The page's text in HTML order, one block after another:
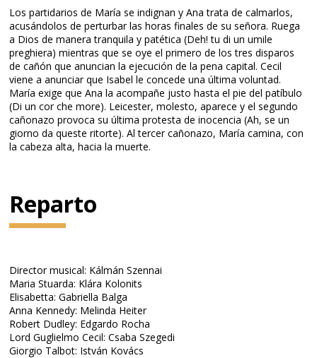
Los partidarios de María se indignan y Ana trata de calmarlos,
acusándolos de perturbar las horas finales de su señora. Ruega
a Dios de manera tranquila y patética (Deh! tu di un umile
preghiera) mientras que se oye el primero de los tres disparos
de cañón que anuncian la ejecución de la pena capital. Cecil
viene a anunciar que Isabel le concede una última voluntad.
María exige que Ana la acompañe justo hasta el pie del patíbulo
(Di un cor che more). Leicester, molesto, aparece y el segundo
cañonazo provoca su última protesta de inocencia (Ah, se un
giorno da queste ritorte). Al tercer cañonazo, María camina, con
la cabeza alta, hacia la muerte.
Reparto
Director musical: Kálmán Szennai
Maria Stuarda: Klára Kolonits
Elisabetta: Gabriella Balga
Anna Kennedy: Melinda Heiter
Robert Dudley: Edgardo Rocha
Lord Guglielmo Cecil: Csaba Szegedi
Giorgio Talbot: István Kovács